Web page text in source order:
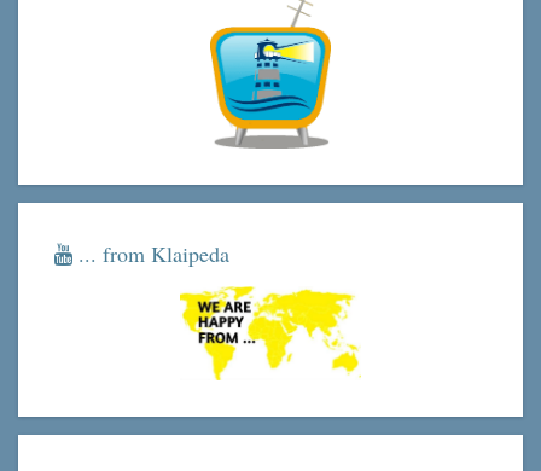
... from Klaipeda